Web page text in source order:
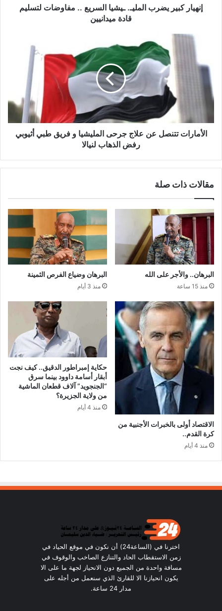
إنهيار كبير يضرب المليـ. ـيشيا السريع .. مفاوضات لتسليم
قادة ميدانيين
الأمارات
علاج
جرحى
المليشيا
و
طبي
أثيوبي
الأمارات تتنصل عن علاج جرحى المليشيا و فريق طبي أثيوبي
رفض الذهاب لنيالا
مقالات ذات صلة
البرهان.. والأجر على الله
منذ 15 ساعة
البرهان وضياع الفرص الثمينة
منذ 3 أيام
الاقتصاد أولى بالخبرات الأجنبية من
كرة القدم..
منذ 4 أيام
حكاية إمبراطور الدقيق.. كيف نجت
أبقار أسامة داوود بينما سرق
“الجنجويد” آلاف قطعان الماشية
من ولاية الجزيرة؟
منذ 4 أيام
اخترنا في (الساعة24) أن نكون في موقع الحياد في
زمن الاستقطاب الحاد والتنازع الصاخب والوقوف في
مسافة واحدة من الجميع دون الانحياز لجهة ما على الا
يكون انحيازنا الا للقارئ الذي سنعمل من أجله على
مدار 24 ساعة.